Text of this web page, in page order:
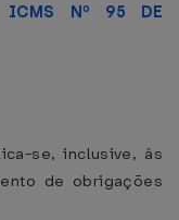
ICMS Nº 95 DE
se, inclusive, às
de obrigações